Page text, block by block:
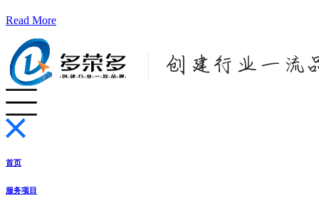
Read More
首页
服务项目